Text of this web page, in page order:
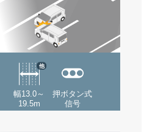
幅13.0～
19.5m
他
押ボタン式
信号